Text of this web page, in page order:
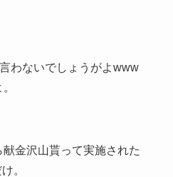
わないでしょうがよwww
金沢山貰って実施された
。